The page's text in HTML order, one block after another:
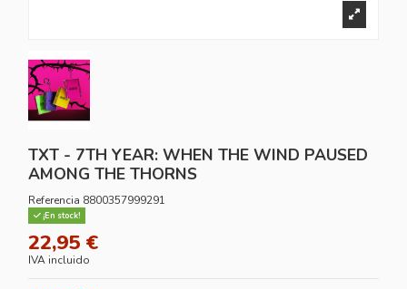
TXT - 7TH YEAR: WHEN THE WIND PAUSED
AMONG THE THORNS
Referencia 8800357999291
¡En stock!
22,95 €
IVA incluido